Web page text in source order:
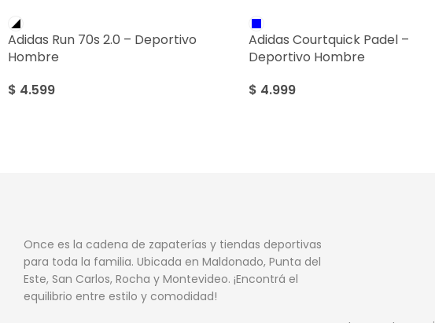
Adidas Run 70s 2.0 – Deportivo
Hombre
$ 4.599
Adidas Courtquick Padel –
Deportivo Hombre
$ 4.999
Once es la cadena de zapaterías y tiendas deportivas
para toda la familia. Ubicada en Maldonado, Punta del
Este, San Carlos, Rocha y Montevideo. ¡Encontrá el
equilibrio entre estilo y comodidad!